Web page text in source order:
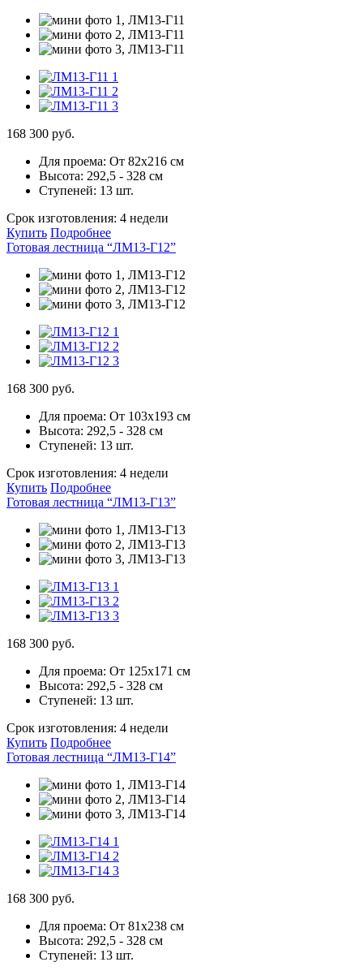
168 300 руб.
Для проема: От 82х216 см
Высота: 292,5 - 328 см
Ступеней: 13 шт.
Срок изготовления: 4 недели
Купить Подробнее
Готовая лестница “ЛМ13-Г12”
168 300 руб.
Для проема: От 103х193 см
Высота: 292,5 - 328 см
Ступеней: 13 шт.
Срок изготовления: 4 недели
Купить Подробнее
Готовая лестница “ЛМ13-Г13”
168 300 руб.
Для проема: От 125х171 см
Высота: 292,5 - 328 см
Ступеней: 13 шт.
Срок изготовления: 4 недели
Купить Подробнее
Готовая лестница “ЛМ13-Г14”
168 300 руб.
Для проема: От 81х238 см
Высота: 292,5 - 328 см
Ступеней: 13 шт.